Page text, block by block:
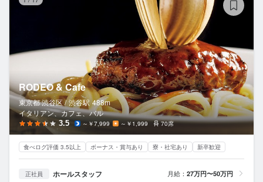
検索履歴・保存した条件
応募履歴
WEB履歴書
スカウト・メルマガ受信設定
ヘルプ・お問い合わせフォーム
RODEO & Cafe
東京都 渋谷区 / 渋谷駅 488m
イタリアン、カフェ、バル
3.5 ～￥7,999 ～￥1,999 70席
食べログ評価 3.5以上 ボーナス・賞与あり 寮・社宅あり 新卒歓迎
正社員 ホールスタッフ 月給： 27万円〜50万円